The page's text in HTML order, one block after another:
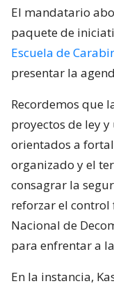
El mandatario
paquete de
Escuela de
presentar la
Recordemos que
proyectos de ley
orientados a
organizado y el
consagrar la
reforzar el control
Nacional de
para enfrentar a
En la instancia,